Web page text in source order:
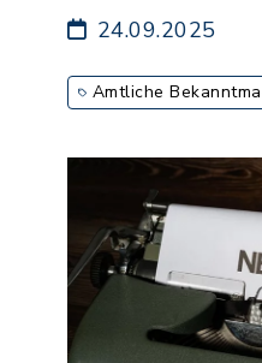
24.09.2025
Amtliche